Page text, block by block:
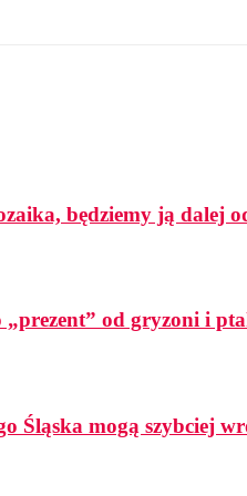
będziemy ją dalej
od gryzoni i
Śląska mogą szybciej